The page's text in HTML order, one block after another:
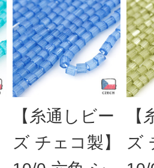
【糸通しビー
ズ チェコ製】
ズ